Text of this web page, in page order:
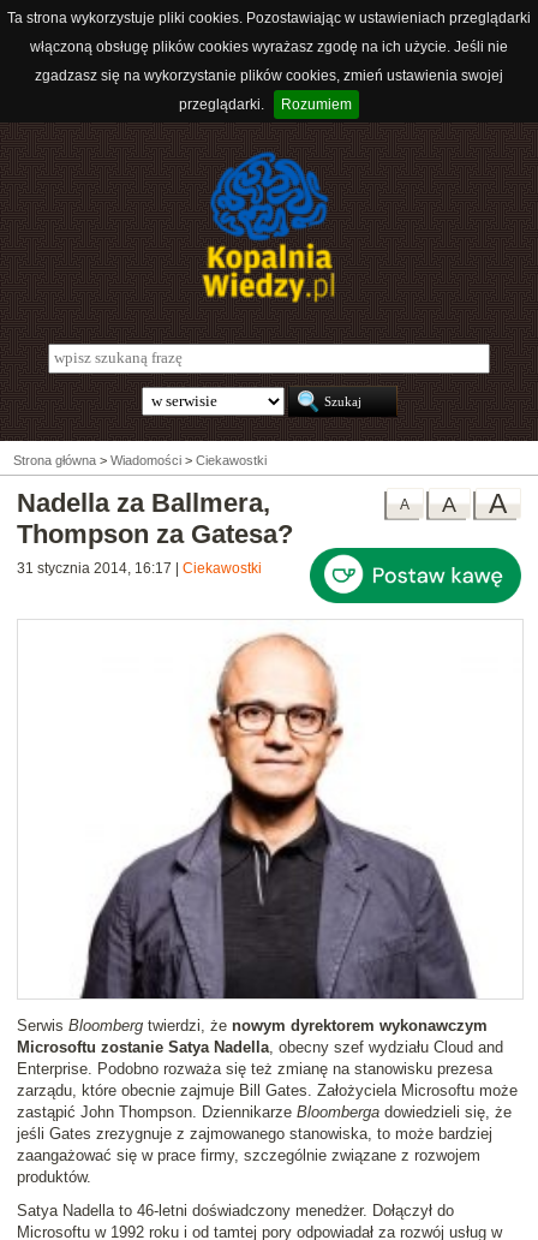
Ta strona wykorzystuje pliki cookies. Pozostawiając w ustawieniach przeglądarki
włączoną obsługę plików cookies wyrażasz zgodę na ich użycie. Jeśli nie
zgadzasz się na wykorzystanie plików cookies, zmień ustawienia swojej
przeglądarki.
Rozumiem
Strona główna > Wiadomości > Ciekawostki
A
A
A
Nadella za Ballmera,
Thompson za Gatesa?
31 stycznia 2014, 16:17 Ciekawostki
Serwis Bloomberg twierdzi, że nowym dyrektorem wykonawczym
Microsoftu zostanie Satya Nadella, obecny szef wydziału Cloud and
Enterprise. Podobno rozważa się też zmianę na stanowisku prezesa
zarządu, które obecnie zajmuje Bill Gates. Założyciela Microsoftu może
zastąpić John Thompson. Dziennikarze Bloomberga dowiedzieli się, że
jeśli Gates zrezygnuje z zajmowanego stanowiska, to może bardziej
zaangażować się w prace firmy, szczególnie związane z rozwojem
produktów.
Satya Nadella to 46-letni doświadczony menedżer. Dołączył do
Microsoftu w 1992 roku i od tamtej pory odpowiadał za rozwój usług w